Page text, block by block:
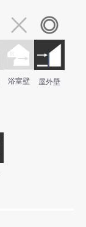
浴室壁 屋外壁